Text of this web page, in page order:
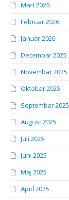
Mart 2026
Februar 2026
Januar 2026
Decembar 2025
Novembar 2025
Oktobar 2025
Septembar 2025
August 2025
Juli 2025
Juni 2025
Maj 2025
April 2025